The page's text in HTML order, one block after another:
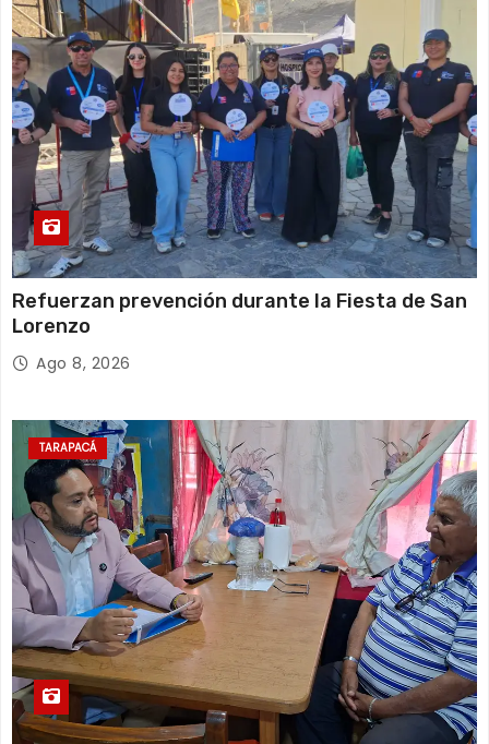
Refuerzan prevención durante la Fiesta de San
Lorenzo
Ago 8, 2026
TARAPACÁ